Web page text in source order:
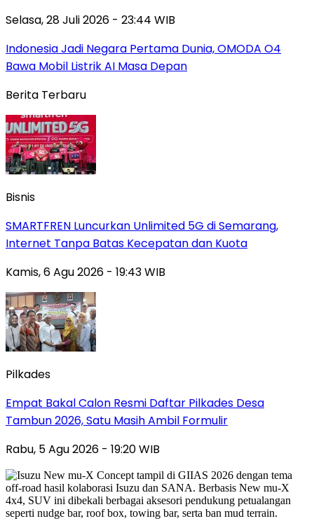
Selasa, 28 Juli 2026 - 23:44 WIB
Indonesia Jadi Negara Pertama Dunia, OMODA O4
Bawa Mobil Listrik AI Masa Depan
Berita Terbaru
Bisnis
SMARTFREN Luncurkan Unlimited 5G di Semarang,
Internet Tanpa Batas Kecepatan dan Kuota
Kamis, 6 Agu 2026 - 19:43 WIB
Pilkades
Empat Bakal Calon Resmi Daftar Pilkades Desa
Tambun 2026, Satu Masih Ambil Formulir
Rabu, 5 Agu 2026 - 19:20 WIB